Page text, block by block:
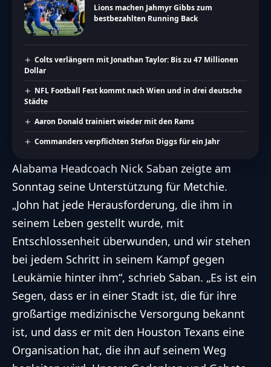
Lions machen Jahmyr Gibbs zum
bestbezahlten Running Back
Colts verlängern mit Jonathan Taylor: Bis zu 47 Millionen
Dollar
NFL Football Fest kommt nach Wien und in drei deutsche
Städte
Aaron Donald trainiert wieder mit den Rams
Commanders verpflichten Stefon Diggs für ein Jahr
Alabama Headcoach Nick Saban zeigte am
Sonntag seine Unterstützung für Metchie.
„John hat jede Herausforderung, die ihm in
seinem Leben gestellt wurde, mit
Entschlossenheit überwunden, und wir stehen
bei jedem Schritt in seinem Kampf gegen
Leukämie hinter ihm“, schrieb Saban. „Es ist ein
Segen, dass er in einer Stadt ist, die für ihre
großartige medizinische Versorgung bekannt
ist, und dass er mit den Houston Texans eine
Organisation hat, die ihn auf seinem Weg